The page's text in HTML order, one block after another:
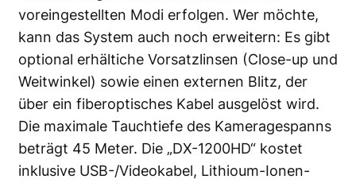
voreingestellten Modi erfolgen. Wer möchte,
kann das System auch noch erweitern: Es gibt
optional erhältiche Vorsatzlinsen (Close-up und
Weitwinkel) sowie einen externen Blitz, der
über ein fiberoptisches Kabel ausgelöst wird.
Die maximale Tauchtiefe des Kameragespanns
beträgt 45 Meter. Die „DX-1200HD“ kostet
inklusive USB-/Videokabel, Lithioum-Ionen-